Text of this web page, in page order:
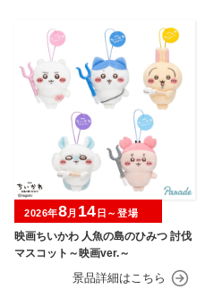
映画ちいかわ 人魚の島のひみつ 討伐
マスコット～映画ver.～
2026年8月 14 日～登場